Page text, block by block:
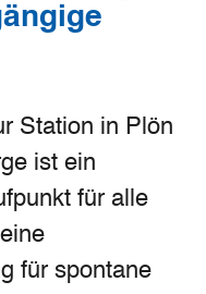
Station in Plön
ist ein
für alle
für spontane